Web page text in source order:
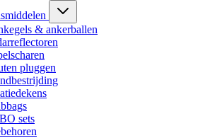
& ankerballen
pluggen
sets